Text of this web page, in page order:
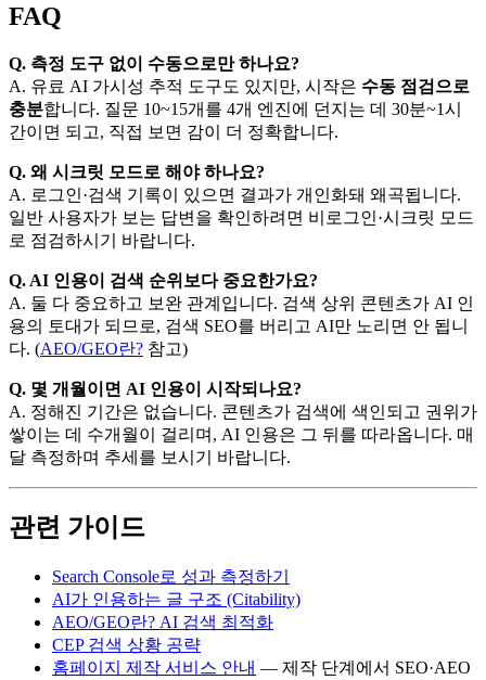
FAQ
Q. 측정 도구 없이 수동으로만 하나요?
A. 유료 AI 가시성 추적 도구도 있지만, 시작은 수동 점검으로
충분합니다. 질문 10~15개를 4개 엔진에 던지는 데 30분~1시
간이면 되고, 직접 보면 감이 더 정확합니다.
Q. 왜 시크릿 모드로 해야 하나요?
A. 로그인·검색 기록이 있으면 결과가 개인화돼 왜곡됩니다.
일반 사용자가 보는 답변을 확인하려면 비로그인·시크릿 모드
로 점검하시기 바랍니다.
Q. AI 인용이 검색 순위보다 중요한가요?
A. 둘 다 중요하고 보완 관계입니다. 검색 상위 콘텐츠가 AI 인
용의 토대가 되므로, 검색 SEO를 버리고 AI만 노리면 안 됩니
다. (AEO/GEO란? 참고)
Q. 몇 개월이면 AI 인용이 시작되나요?
A. 정해진 기간은 없습니다. 콘텐츠가 검색에 색인되고 권위가
쌓이는 데 수개월이 걸리며, AI 인용은 그 뒤를 따라옵니다. 매
달 측정하며 추세를 보시기 바랍니다.
관련 가이드
Search Console로 성과 측정하기
AI가 인용하는 글 구조 (Citability)
AEO/GEO란? AI 검색 최적화
CEP 검색 상황 공략
홈페이지 제작 서비스 안내 — 제작 단계에서 SEO·AEO